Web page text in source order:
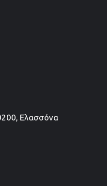
Ελασσόνα